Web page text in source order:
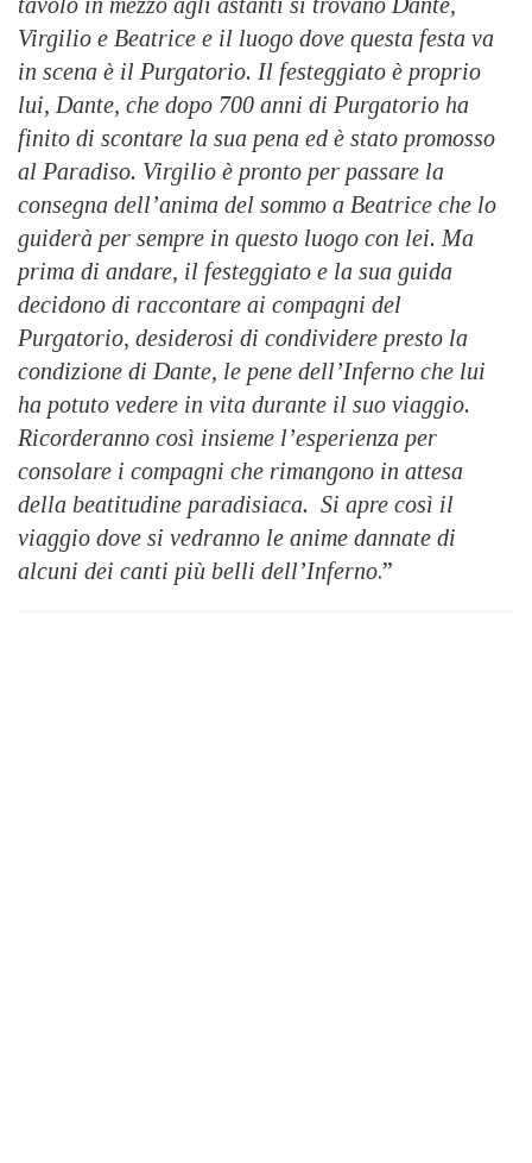
Virgilio e Beatrice e il luogo dove questa festa va
in scena è il Purgatorio. Il festeggiato è proprio
lui, Dante, che dopo 700 anni di Purgatorio ha
finito di scontare la sua pena ed è stato promosso
al Paradiso. Virgilio è pronto per passare la
consegna dell’anima del sommo a Beatrice che lo
guiderà per sempre in questo luogo con lei. Ma
prima di andare, il festeggiato e la sua guida
decidono di raccontare ai compagni del
Purgatorio, desiderosi di condividere presto la
condizione di Dante, le pene dell’Inferno che lui
ha potuto vedere in vita durante il suo viaggio.
Ricorderanno così insieme l’esperienza per
consolare i compagni che rimangono in attesa
della beatitudine paradisiaca. Si apre così il
viaggio dove si vedranno le anime dannate di
alcuni dei canti più belli dell’Inferno.”